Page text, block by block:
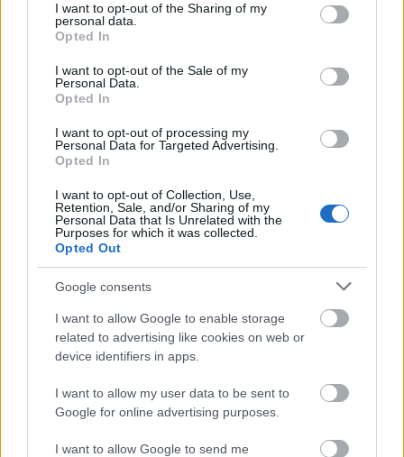
not limited to your visit or usage behaviour. You may click to
grant or deny consent to Google and its third-party tags to
use your data for below specified purposes in below Google
consent section.
I want to opt-out of the Sharing of my
personal data.
Opted In
I want to opt-out of the Sale of my
Personal Data.
Opted In
I want to opt-out of processing my
Personal Data for Targeted Advertising.
Opted In
I want to opt-out of Collection, Use,
Retention, Sale, and/or Sharing of my
Personal Data that Is Unrelated with the
Purposes for which it was collected.
Opted Out
Google consents
I want to allow Google to enable storage
related to advertising like cookies on web or
device identifiers in apps.
I want to allow my user data to be sent to
Google for online advertising purposes.
I want to allow Google to send me
σήμερα με καθημερινό κούρδισμα.
Δραστηριότητες που απογειώνουν την
Όπως προαναφέραμε, η Παραμυθιά είναι ιδιαίτερα
γνωστός προορισμός στους λάτρεις των extreme